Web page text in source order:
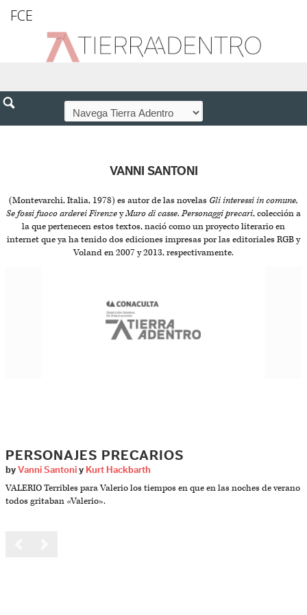
FCE
VANNI SANTONI
(Montevarchi, Italia, 1978) es autor de las novelas Gli interessi in comune,
Se fossi fuoco arderei FirenzeyMuro di casse.Personaggi precari, colección a
la que pertenecen estos textos, nació como un proyecto literario en
internet que ya ha tenido dos ediciones impresas por las editoriales RGB y
Voland en 2007 y 2013, respectivamente.
PERSONAJES PRECARIOS
by Vanni Santoni y Kurt Hackbarth
VALERIO Terribles para Valerio los tiempos en que en las noches de verano
todos gritaban «Valerio».